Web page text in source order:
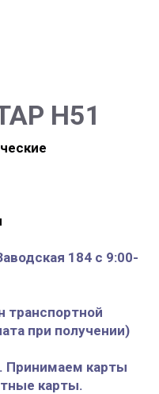
H51
184 с 9:00-
транспортной
при получении)
Принимаем карты
карты.